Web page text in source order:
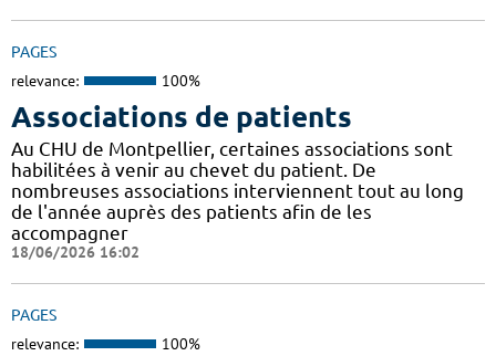
PAGES
relevance: 100%
Associations de patients
Au CHU de Montpellier, certaines associations sont
habilitées à venir au chevet du patient. De
nombreuses associations interviennent tout au long
de l'année auprès des patients afin de les
accompagner
18/06/2026 16:02
PAGES
relevance: 100%